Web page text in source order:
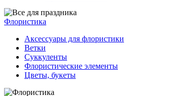
Флористика
Аксессуары для флористики
Ветки
Суккуленты
Флористические элементы
Цветы, букеты